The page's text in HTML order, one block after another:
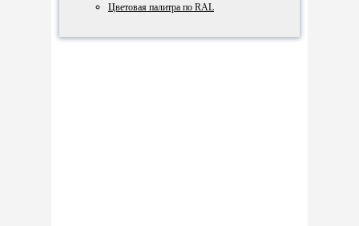
Цветовая палитра по RAL